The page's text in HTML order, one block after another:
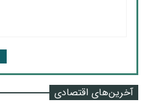
آخرین‌های اقتصادی